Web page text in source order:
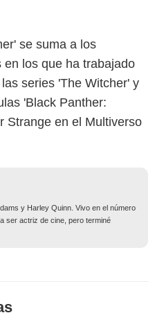
se suma a los
los que ha trabajado
series 'The Witcher' y
'Black Panther:
Strange en el Multiverso
y Harley Quinn. Vivo en el número
ser actriz de cine, pero terminé